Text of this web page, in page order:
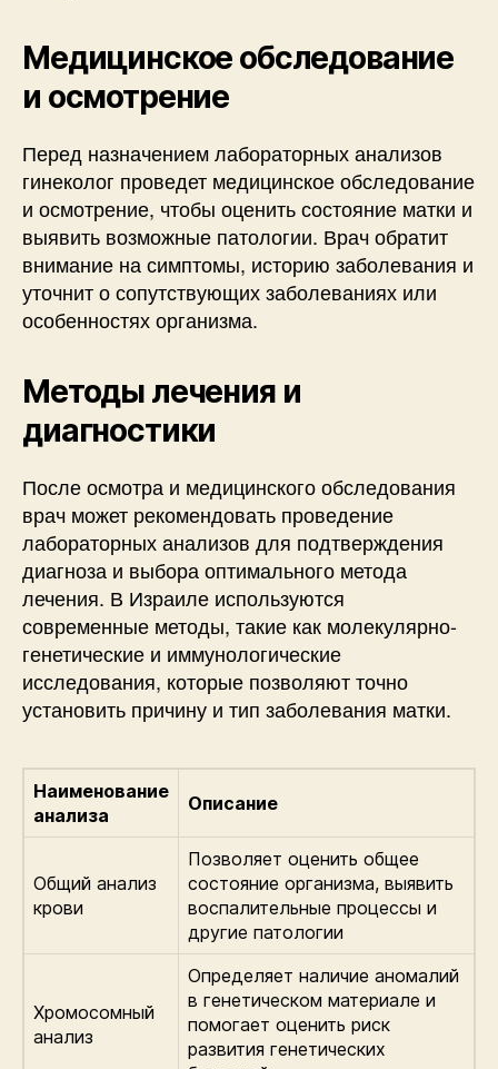
Медицинское обследование
и осмотрение
Перед назначением лабораторных анализов
гинеколог проведет медицинское обследование
и осмотрение, чтобы оценить состояние матки и
выявить возможные патологии. Врач обратит
внимание на симптомы, историю заболевания и
уточнит о сопутствующих заболеваниях или
особенностях организма.
Методы лечения и
диагностики
После осмотра и медицинского обследования
врач может рекомендовать проведение
лабораторных анализов для подтверждения
диагноза и выбора оптимального метода
лечения. В Израиле используются
современные методы, такие как молекулярно-
генетические и иммунологические
исследования, которые позволяют точно
установить причину и тип заболевания матки.
Наименование
анализа
Описание
Общий анализ
крови
Позволяет оценить общее
состояние организма, выявить
воспалительные процессы и
другие патологии
Хромосомный
анализ
Определяет наличие аномалий
в генетическом материале и
помогает оценить риск
развития генетических